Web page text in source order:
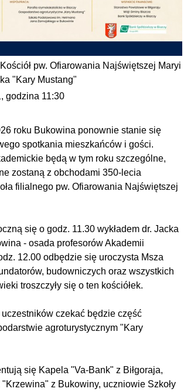
pw. Ofiarowania Najświętszej Maryi
"Kary Mustang"
godzina 11:30
roku Bukowina ponownie stanie się
spotkania mieszkańców i gości.
będą w tym roku szczególne,
zostaną z obchodami 350-lecia
filialnego pw. Ofiarowania Najświętszej
się o godz. 11.30 wykładem dr. Jacka
- osada profesorów Akademii
12.00 odbędzie się uroczysta Msza
budowniczych oraz wszystkich
troszczyły się o ten kościółek.
czekać będzie część
agroturystycznym "Kary
się Kapela "Va-Bank" z Biłgoraja,
z Bukowiny, uczniowie Szkoły